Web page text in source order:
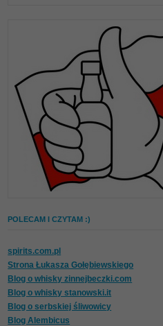
POLECAM I CZYTAM :)
spirits.com.pl
Strona Łukasza Gołębiewskiego
Blog o whisky zinnejbeczki.com
Blog o whisky stanowski.it
Blog o serbskiej śliwowicy
Blog Alembicus